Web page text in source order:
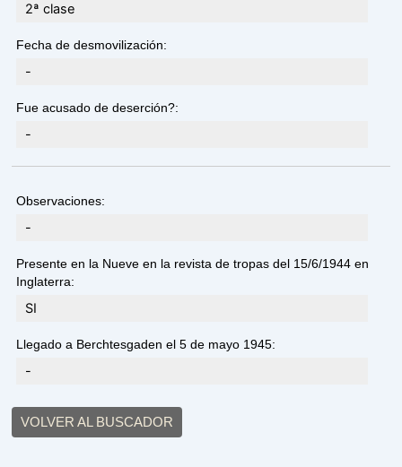
2ª clase
Fecha de desmovilización:
-
Fue acusado de deserción?:
-
Observaciones:
-
Presente en la Nueve en la revista de tropas del 15/6/1944 en
Inglaterra:
SI
Llegado a Berchtesgaden el 5 de mayo 1945:
-
VOLVER AL BUSCADOR